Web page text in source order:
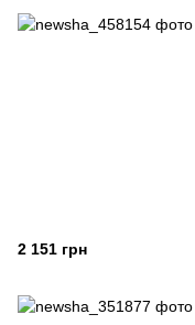
2 151 грн